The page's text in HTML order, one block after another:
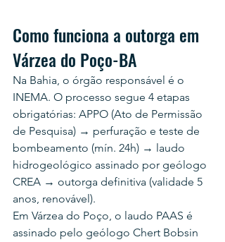
Como funciona a outorga em
Várzea do Poço-BA
Na Bahia, o órgão responsável é o
INEMA. O processo segue 4 etapas
obrigatórias: APPO (Ato de Permissão
de Pesquisa) → perfuração e teste de
bombeamento (mín. 24h) → laudo
hidrogeológico assinado por geólogo
CREA → outorga definitiva (validade 5
anos, renovável).
Em Várzea do Poço, o laudo PAAS é
assinado pelo geólogo Chert Bobsin